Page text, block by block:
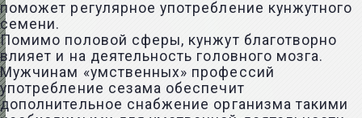
поможет регулярное употребление кунжутного
семени.
Помимо половой сферы, кунжут благотворно
влияет и на деятельность головного мозга.
Мужчинам «умственных» профессий
употребление сезама обеспечит
дополнительное снабжение организма такими